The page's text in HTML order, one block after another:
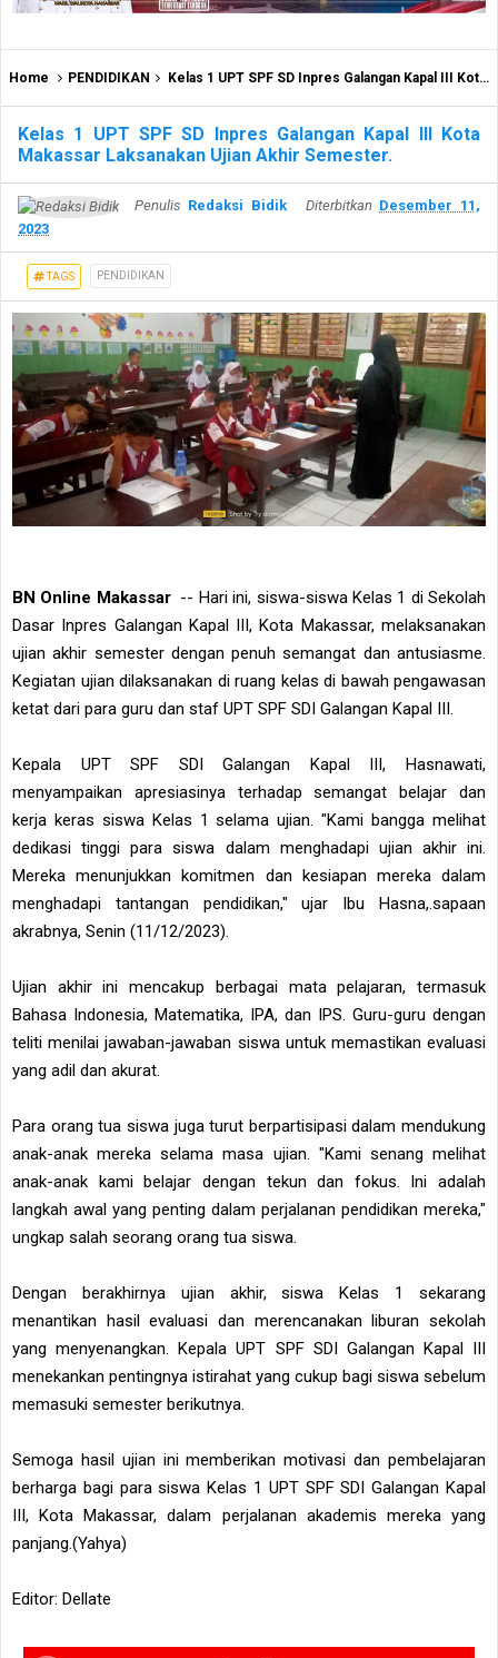
Home PENDIDIKAN Kelas 1 UPT SPF SD Inpres Galangan Kapal III Kota Makassar Laksanakan Ujian Akhir Semester.
Kelas 1 UPT SPF SD Inpres Galangan Kapal III Kota
Makassar Laksanakan Ujian Akhir Semester.
Penulis Redaksi Bidik Diterbitkan Desember 11,
2023
TAGS PENDIDIKAN
BN Online Makassar-- Hari ini, siswa-siswa Kelas 1 di Sekolah
Dasar Inpres Galangan Kapal III, Kota Makassar, melaksanakan
ujian akhir semester dengan penuh semangat dan antusiasme.
Kegiatan ujian dilaksanakan di ruang kelas di bawah pengawasan
ketat dari para guru dan staf UPT SPF SDI Galangan Kapal III.
Kepala UPT SPF SDI Galangan Kapal III, Hasnawati,
menyampaikan apresiasinya terhadap semangat belajar dan
kerja keras siswa Kelas 1 selama ujian. "Kami bangga melihat
dedikasi tinggi para siswa dalam menghadapi ujian akhir ini.
Mereka menunjukkan komitmen dan kesiapan mereka dalam
menghadapi tantangan pendidikan," ujar Ibu Hasna,.sapaan
akrabnya, Senin (11/12/2023).
Ujian akhir ini mencakup berbagai mata pelajaran, termasuk
Bahasa Indonesia, Matematika, IPA, dan IPS. Guru-guru dengan
teliti menilai jawaban-jawaban siswa untuk memastikan evaluasi
yang adil dan akurat.
Para orang tua siswa juga turut berpartisipasi dalam mendukung
anak-anak mereka selama masa ujian. "Kami senang melihat
anak-anak kami belajar dengan tekun dan fokus. Ini adalah
langkah awal yang penting dalam perjalanan pendidikan mereka,"
ungkap salah seorang orang tua siswa.
Dengan berakhirnya ujian akhir, siswa Kelas 1 sekarang
menantikan hasil evaluasi dan merencanakan liburan sekolah
yang menyenangkan. Kepala UPT SPF SDI Galangan Kapal III
menekankan pentingnya istirahat yang cukup bagi siswa sebelum
memasuki semester berikutnya.
Semoga hasil ujian ini memberikan motivasi dan pembelajaran
berharga bagi para siswa Kelas 1 UPT SPF SDI Galangan Kapal
III, Kota Makassar, dalam perjalanan akademis mereka yang
panjang.(Yahya)
Editor: Dellate